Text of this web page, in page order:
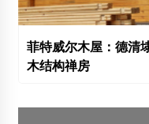
菲特威尔木屋：德清
木结构禅房